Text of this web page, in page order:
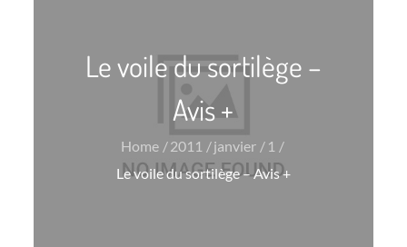
Le voile du sortilège –
Avis +
Home 2011 janvier
1
Le voile du sortilège – Avis +